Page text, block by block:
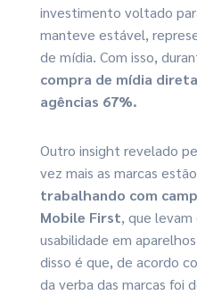
investimento voltado
manteve estável,
de mídia. Com isso,
compra de mídia
agências 67%.
Outro insight revelado
vez mais as marcas
trabalhando com
Mobile First, que levam
usabilidade em
disso é que, de acordo
da verba das marcas foi